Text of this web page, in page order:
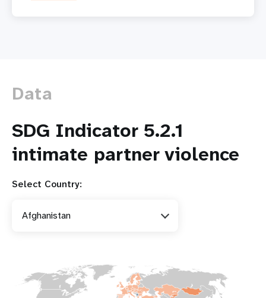
par
technologie
:
une
menace
Data
SDG Indicator 5.2.1
intimate partner violence
Select Country:
Afghanistan